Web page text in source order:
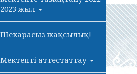
2023 жыл
Шекарасыз жақсылық!
Мектепті аттестаттау